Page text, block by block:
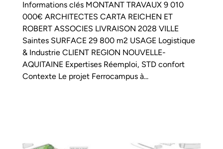
Informations clés MONTANT TRAVAUX 9 010
000€ ARCHITECTES CARTA REICHEN ET
ROBERT ASSOCIES LIVRAISON 2028 VILLE
Saintes SURFACE 29 800 m2 USAGE Logistique
& Industrie CLIENT REGION NOUVELLE-
AQUITAINE Expertises Réemploi, STD confort
Contexte Le projet Ferrocampus à...